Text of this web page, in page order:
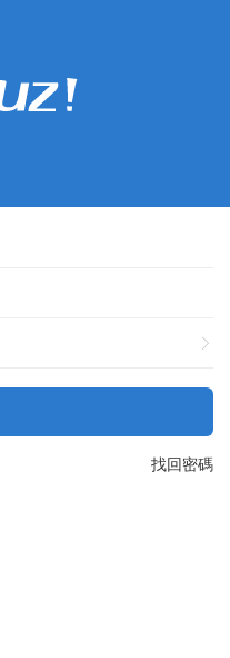
找回密碼